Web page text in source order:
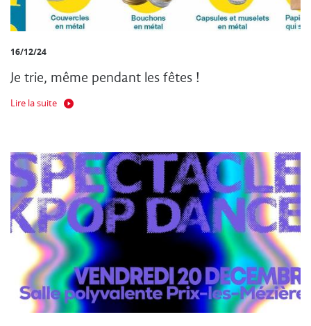
16/12/24
Je trie, même pendant les fêtes !
Lire la suite